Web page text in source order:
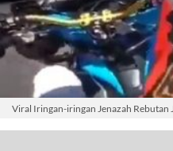
Viral Iringan-iringan Jenazah Rebutan